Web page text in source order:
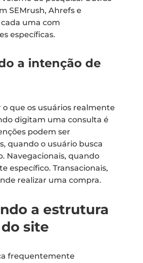
SEMrush, Ahrefs e
uma com
específicas.
a intenção de
que os usuários realmente
digitam uma consulta é
podem ser
quando o usuário busca
Navegacionais, quando
específico. Transacionais,
realizar uma compra.
a estrutura
site
frequentemente